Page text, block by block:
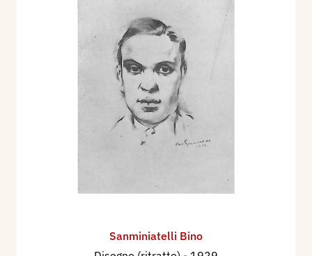
Sanminiatelli Bino